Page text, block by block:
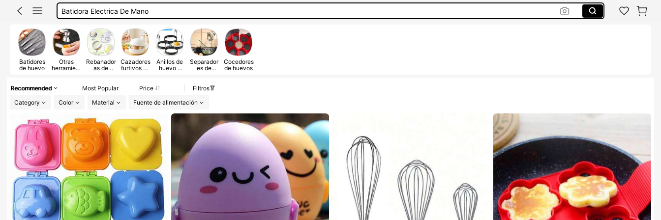
Batidor De Globo
Batidor Manual
Batidora
Batidores
de huevo
Otras
herramient
Rebanador
as de
Cazadores
furtivos de
Anillos de
huevo y
Separador
es de
Cocedores
de huevos
Recommended Most Popular Price
Filtros
Category
Color Material Fuente de alimentación